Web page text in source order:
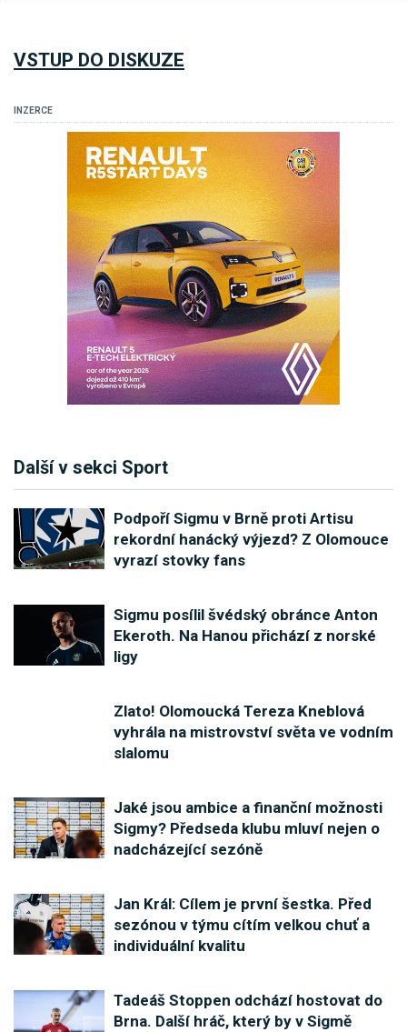
VSTUP DO DISKUZE
INZERCE
Další v sekci Sport
Podpoří Sigmu v Brně proti Artisu
rekordní hanácký výjezd? Z Olomouce
vyrazí stovky fans
Sigmu posílil švédský obránce Anton
Ekeroth. Na Hanou přichází z norské
ligy
Zlato! Olomoucká Tereza Kneblová
vyhrála na mistrovství světa ve vodním
slalomu
Jaké jsou ambice a finanční možnosti
Sigmy? Předseda klubu mluví nejen o
nadcházející sezóně
Jan Král: Cílem je první šestka. Před
sezónou v týmu cítím velkou chuť a
individuální kvalitu
Tadeáš Stoppen odchází hostovat do
Brna. Další hráč, který by v Sigmě